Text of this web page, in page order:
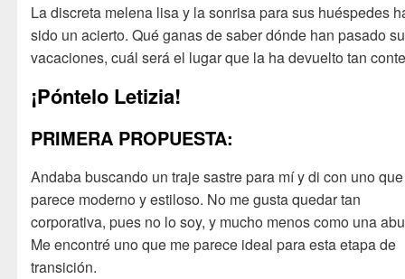
La discreta melena lisa y la sonrisa para sus huéspedes
sido un acierto. Qué ganas de saber dónde han pasado
vacaciones, cuál será el lugar que la ha devuelto tan
¡Póntelo Letizia!
PRIMERA PROPUESTA:
Andaba buscando un traje sastre para mí y di con uno
parece moderno y estiloso. No me gusta quedar tan
corporativa, pues no lo soy, y mucho menos como una
Me encontré uno que me parece ideal para esta etapa de
transición.